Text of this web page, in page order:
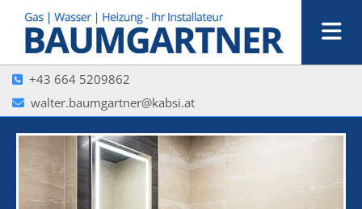
 +43 664 5209862
 walter.baumgartner@kabsi.at